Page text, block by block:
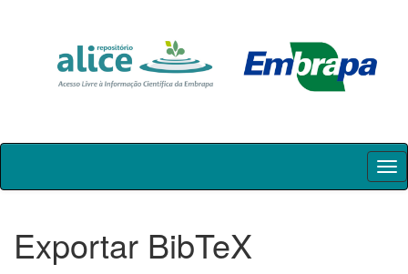
Skip
Exportar BibTeX